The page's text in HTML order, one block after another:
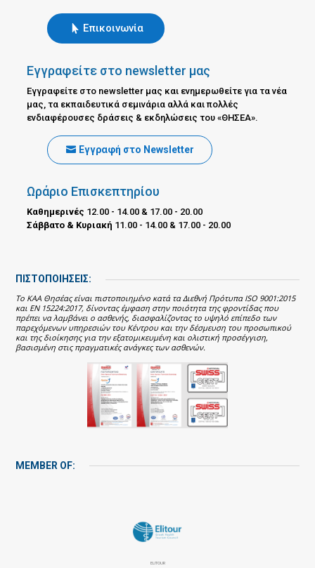
Επικοινωνία
Εγγραφείτε στο newsletter μας
Εγγραφείτε στο newsletter μας και ενημερωθείτε για τα νέα
μας, τα εκπαιδευτικά σεμινάρια αλλά και πολλές
ενδιαφέρουσες δράσεις & εκδηλώσεις του «ΘΗΣΕΑ».
Εγγραφή στο Newsletter
Ωράριο Επισκεπτηρίου
Καθημερινές 12.00 - 14.00 & 17.00 - 20.00
Σάββατο & Κυριακή 11.00 - 14.00 & 17.00 - 20.00
ΠΙΣΤΟΠΟΙΗΣΕΙΣ:
Το ΚΑΑ Θησέας είναι πιστοποιημένο κατά τα Διεθνή Πρότυπα ISO 9001:2015
και EN 15224:2017, δίνοντας έμφαση στην ποιότητα της φροντίδας που
πρέπει να λαμβάνει ο ασθενής, διασφαλίζοντας το υψηλό επίπεδο των
παρεχόμενων υπηρεσιών του Κέντρου και την δέσμευση του προσωπικού
και της διοίκησης για την εξατομικευμένη και ολιστική προσέγγιση,
βασισμένη στις πραγματικές ανάγκες των ασθενών.
MEMBER OF:
ELITOUR